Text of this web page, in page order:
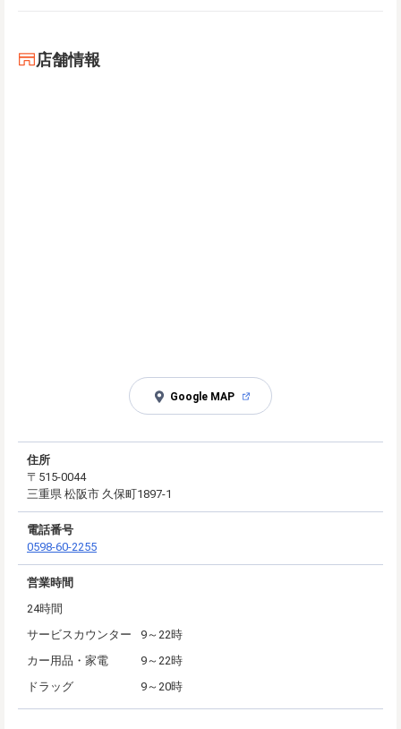
店舗情報
Google MAP
住所
〒515-0044
三重県 松阪市 久保町1897-1
電話番号
0598-60-2255
営業時間
24時間
サービスカウンター
9～22時
カー用品・家電
9～22時
ドラッグ
9～20時